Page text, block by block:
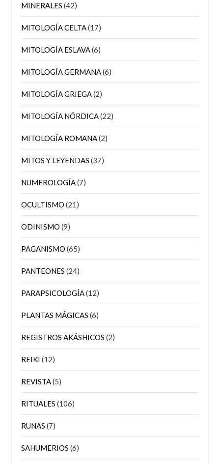
MINERALES (42)
MITOLOGÍA CELTA(17)
MITOLOGÍA ESLAVA(6)
MITOLOGÍA GERMANA(6)
MITOLOGÍA GRIEGA(2)
MITOLOGÍA NÓRDICA(22)
MITOLOGÍA ROMANA(2)
MITOS Y LEYENDAS (37)
NUMEROLOGÍA(7)
OCULTISMO (21)
ODINISMO (9)
PAGANISMO (65)
PANTEONES (24)
PARAPSICOLOGÍA(12)
PLANTAS MÁGICAS (6)
REGISTROS AKÁSHICOS (2)
REIKI (12)
REVISTA(5)
RITUALES (106)
RUNAS (7)
SAHUMERIOS (6)